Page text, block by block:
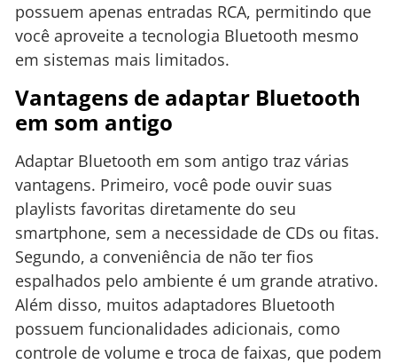
possuem apenas entradas RCA, permitindo que
você aproveite a tecnologia Bluetooth mesmo
em sistemas mais limitados.
Vantagens de adaptar Bluetooth
em som antigo
Adaptar Bluetooth em som antigo traz várias
vantagens. Primeiro, você pode ouvir suas
playlists favoritas diretamente do seu
smartphone, sem a necessidade de CDs ou fitas.
Segundo, a conveniência de não ter fios
espalhados pelo ambiente é um grande atrativo.
Além disso, muitos adaptadores Bluetooth
possuem funcionalidades adicionais, como
controle de volume e troca de faixas, que podem